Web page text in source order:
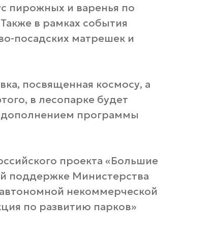
пирожных и варенья по
в рамках события
посадских матрешек и
посвященная космосу, а
в лесопарке будет
дополнением программы
проекта «Большие
поддержке Министерства
некоммерческой
по развитию парков»